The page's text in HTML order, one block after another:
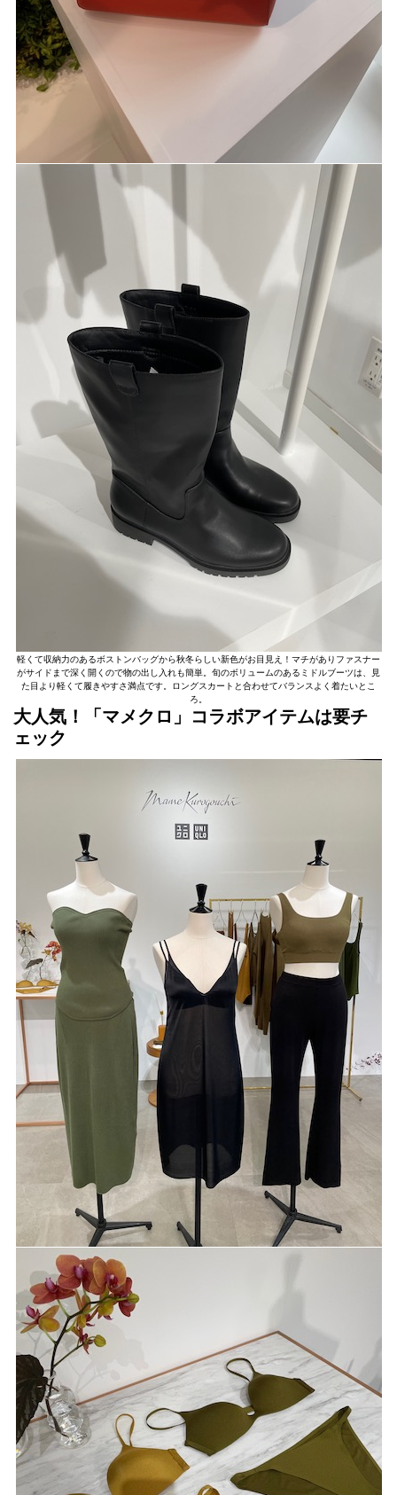
軽くて収納力のあるボストンバッグから秋冬らしい新色がお目見え！マチがありファスナー
がサイドまで深く開くので物の出し入れも簡単。旬のボリュームのあるミドルブーツは、見
た目より軽くて履きやすさ満点です。ロングスカートと合わせてバランスよく着たいとこ
ろ。
大人気！「マメクロ」コラボアイテムは要チ
ェック